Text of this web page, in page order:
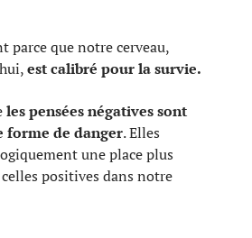
parce que notre cerveau,
est calibré pour la survie.
les pensées négatives sont
forme de danger. Elles
une place plus
positives dans notre